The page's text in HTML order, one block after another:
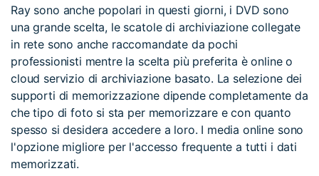
Ray sono anche popolari in questi giorni, i DVD sono
una grande scelta, le scatole di archiviazione collegate
in rete sono anche raccomandate da pochi
professionisti mentre la scelta più preferita è online o
cloud servizio di archiviazione basato. La selezione dei
supporti di memorizzazione dipende completamente da
che tipo di foto si sta per memorizzare e con quanto
spesso si desidera accedere a loro. I media online sono
l'opzione migliore per l'accesso frequente a tutti i dati
memorizzati.